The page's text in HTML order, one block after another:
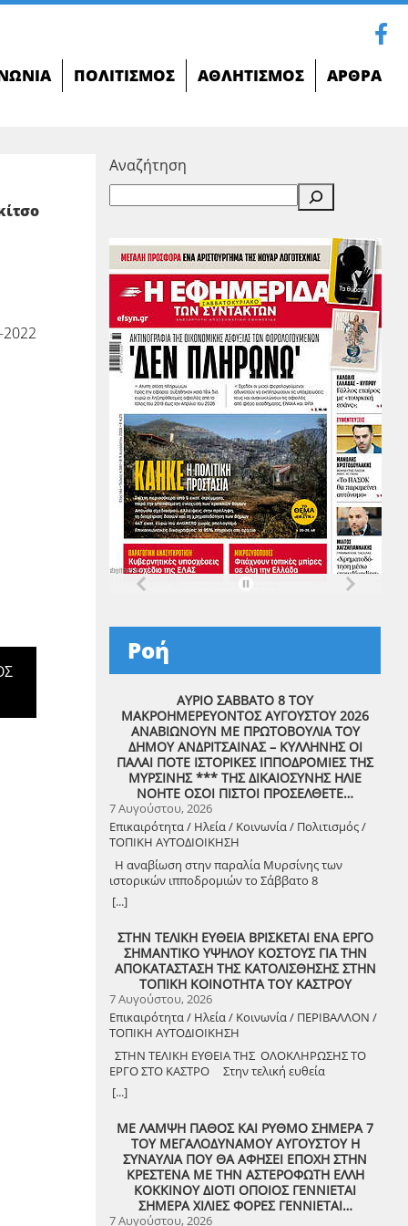
ΠΟΛΙΤΙΣΜΌΣ ΑΘΛΗΤΙΣΜΌΣ ΆΡΘΡΑ
Αναζήτηση
Ροή
ΑΥΡΙΟ ΣΑΒΒΑΤΟ 8 ΤΟΥ
ΜΑΚΡΟΗΜΕΡΕΥΟΝΤΟΣ ΑΥΓΟΥΣΤΟΥ 2026
ΑΝΑΒΙΩΝΟΥΝ ΜΕ ΠΡΩΤΟΒΟΥΛΙΑ ΤΟΥ
ΔΗΜΟΥ ΑΝΔΡΙΤΣΑΙΝΑΣ – ΚΥΛΛΗΝΗΣ ΟΙ
ΠΑΛΑΙ ΠΟΤΕ ΙΣΤΟΡΙΚΕΣ ΙΠΠΟΔΡΟΜΙΕΣ ΤΗΣ
ΜΥΡΣΙΝΗΣ *** ΤΗΣ ΔΙΚΑΙΟΣΥΝΗΣ ΗΛΙΕ
ΝΟΗΤΕ ΟΣΟΙ ΠΙΣΤΟΙ ΠΡΟΣΕΛΘΕΤΕ…
7 Αυγούστου, 2026
Επικαιρότητα / Ηλεία / Κοινωνία / Πολιτισμός /
ΤΟΠΙΚΗ ΑΥΤΟΔΙΟΙΚΗΣΗ
Η αναβίωση στην παραλία Μυρσίνης των
ιστορικών ιπποδρομιών το Σάββατο 8
Αυγούστου 2026
[...]
ΣΤΗΝ ΤΕΛΙΚΗ ΕΥΘΕΙΑ ΒΡΙΣΚΕΤΑΙ ΕΝΑ ΕΡΓΟ
ΣΗΜΑΝΤΙΚΟ ΥΨΗΛΟΥ ΚΟΣΤΟΥΣ ΓΙΑ ΤΗΝ
ΑΠΟΚΑΤΑΣΤΑΣΗ ΤΗΣ ΚΑΤΟΛΙΣΘΗΣΗΣ ΣΤΗΝ
ΤΟΠΙΚΗ ΚΟΙΝΟΤΗΤΑ ΤΟΥ ΚΑΣΤΡΟΥ
7 Αυγούστου, 2026
Επικαιρότητα / Ηλεία / Κοινωνία / ΠΕΡΙΒΑΛΛΟΝ /
ΤΟΠΙΚΗ ΑΥΤΟΔΙΟΙΚΗΣΗ
ΣΤΗΝ ΤΕΛΙΚΗ ΕΥΘΕΙΑ ΤΗΣ ΟΛΟΚΛΗΡΩΣΗΣ ΤΟ
ΕΡΓΟ ΣΤΟ ΚΑΣΤΡΟ Στην τελική ευθεία
ολοκλήρωσης βρίσκεται το κρίσιμο έργο
αποκατάστασης της κατολίσθησης στην Τ.Κ.
ευρώ. Έπειτα από αυτοψία που πραγματοποίησε
ο Δήμαρχος Ανδραβίδας-Κυλλήνης, Γιάννης
Λέντζας, μαζί με κλιμάκιο της Τεχνικής Υπηρεσίας
και εκπροσώπους της δημοτικής αρχής,
διαπιστώθηκε πως οι παρεμβάσεις προχωρούν
άμεσα και αυστηρά εντός των
[...]
ΜΕ ΛΑΜΨΗ ΠΑΘΟΣ ΚΑΙ ΡΥΘΜΟ ΣΗΜΕΡΑ 7
ΤΟΥ ΜΕΓΑΛΟΔΥΝΑΜΟΥ ΑΥΓΟΥΣΤΟΥ Η
ΣΥΝΑΥΛΙΑ ΠΟΥ ΘΑ ΑΦΗΣΕΙ ΕΠΟΧΗ ΣΤΗΝ
ΚΡΕΣΤΕΝΑ ΜΕ ΤΗΝ ΑΣΤΕΡΟΦΩΤΗ ΕΛΛΗ
ΚΟΚΚΙΝΟΥ ΔΙΟΤΙ ΟΠΟΙΟΣ ΓΕΝΝΙΕΤΑΙ
ΣΗΜΕΡΑ ΧΙΛΙΕΣ ΦΟΡΕΣ ΓΕΝΝΙΕΤΑΙ…
7 Αυγούστου, 2026